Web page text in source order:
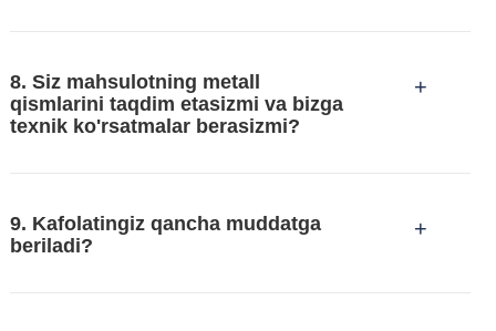
8. Siz mahsulotning metall
qismlarini taqdim etasizmi va bizga
texnik ko'rsatmalar berasizmi?
+
9. Kafolatingiz qancha muddatga
beriladi?
+